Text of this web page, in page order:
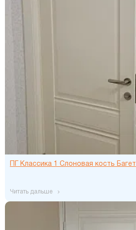
ПГ Классика 1 Слоновая кость Багет
читать дальше